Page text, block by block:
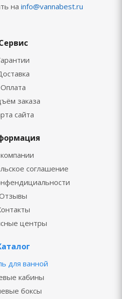
на info@vannabest.ru
Оплата
заказа
сайта
соглашение
центры
для ванной
кабины
боксы